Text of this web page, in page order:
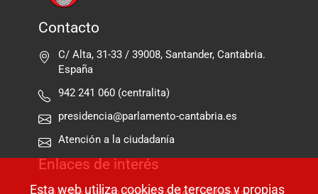
Contacto
C/ Alta, 31-33 / 39008, Santander, Cantabria.
España
942 241 060 (centralita)
presidencia@parlamento-cantabria.es
Atención a la ciudadanía
Enlaces de interés
Esta web utiliza cookies de terceros y propias